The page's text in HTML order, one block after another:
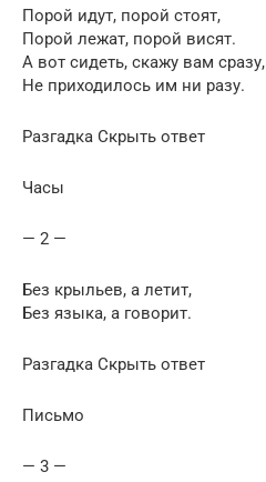
Порой идут, порой стоят,
Порой лежат, порой висят.
А вот сидеть, скажу вам сразу,
Не приходилось им ни разу.
Разгадка Скрыть ответ
Часы
— 2 —
Без крыльев, а летит,
Без языка, а говорит.
Разгадка Скрыть ответ
Письмо
— 3 —